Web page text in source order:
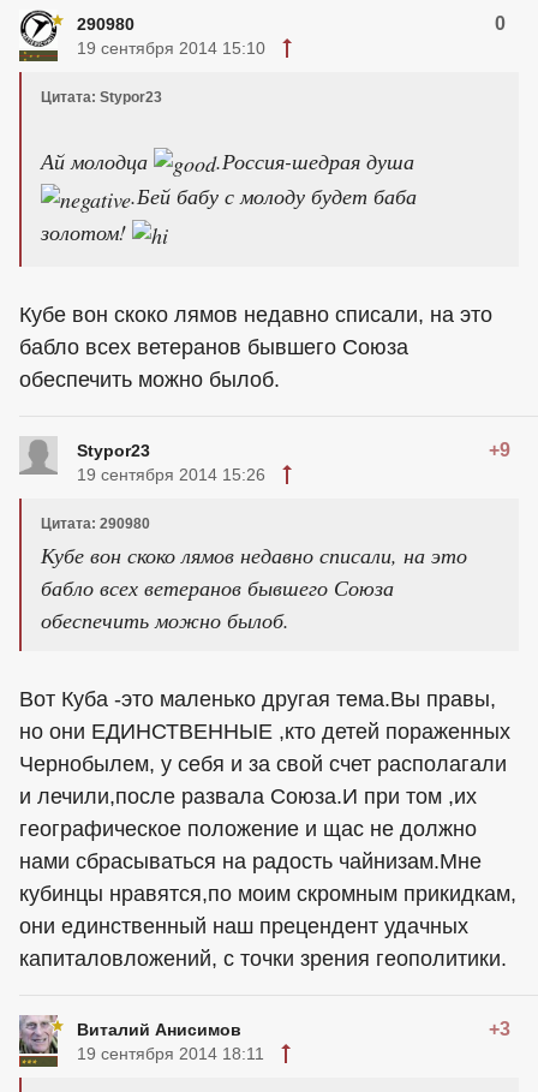
290980 0
19 сентября 2014 15:10
Цитата: Stypor23
Ай молодца
.Россия-шедрая душа
.Бей бабу с молоду будет баба
золотом!
Кубе вон скоко лямов недавно списали, на это
бабло всех ветеранов бывшего Союза
обеспечить можно былоб.
Stypor23 +9
19 сентября 2014 15:26
Цитата: 290980
Кубе вон скоко лямов недавно списали, на это
бабло всех ветеранов бывшего Союза
обеспечить можно былоб.
Вот Куба -это маленько другая тема.Вы правы,
но они ЕДИНСТВЕННЫЕ ,кто детей пораженных
Чернобылем, у себя и за свой счет располагали
и лечили,после развала Союза.И при том ,их
географическое положение и щас не должно
нами сбрасываться на радость чайнизам.Мне
кубинцы нравятся,по моим скромным прикидкам,
они единственный наш прецендент удачных
капиталовложений, с точки зрения геополитики.
Виталий Анисимов +3
19 сентября 2014 18:11